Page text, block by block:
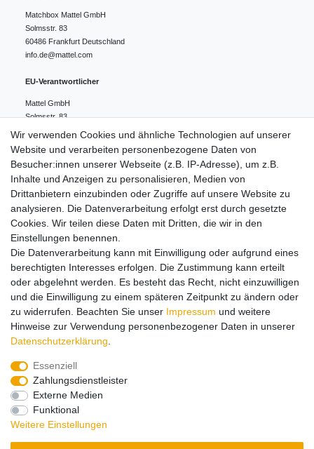
Matchbox Mattel GmbH
Solmsstr. 83
60486 Frankfurt Deutschland
info.de@mattel.com
EU-Verantwortlicher
Mattel GmbH
Solmsstr. 83
Frankfurt
Deutschland
Hinweise zur Batterieentsorgung
Lieferung und Versand
Impressum Daten­schutz­erklärung AGB
Barrierefreiheitserklärung
Vertrag widerrufen
Zahlungsarten:
Wir verwenden Cookies und ähnliche Technologien auf unserer
Website und verarbeiten personenbezogene Daten von
Besucher:innen unserer Webseite (z.B. IP-Adresse), um z.B.
Inhalte und Anzeigen zu personalisieren, Medien von
Drittanbietern einzubinden oder Zugriffe auf unsere Website zu
analysieren. Die Datenverarbeitung erfolgt erst durch gesetzte
Cookies. Wir teilen diese Daten mit Dritten, die wir in den
Einstellungen benennen.
Die Datenverarbeitung kann mit Einwilligung oder aufgrund eines
berechtigten Interesses erfolgen. Die Zustimmung kann erteilt
oder abgelehnt werden. Es besteht das Recht, nicht einzuwilligen
und die Einwilligung zu einem späteren Zeitpunkt zu ändern oder
zu widerrufen. Beachten Sie unser Impressum und weitere
Hinweise zur Verwendung personenbezogener Daten in unserer
Daten­schutz­erklärung
Essenziell
Zahlungsdienstleister
Externe Medien
Funktional
Weitere Einstellungen